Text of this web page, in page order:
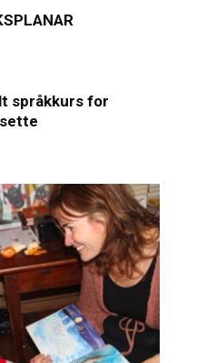
språkkurs for